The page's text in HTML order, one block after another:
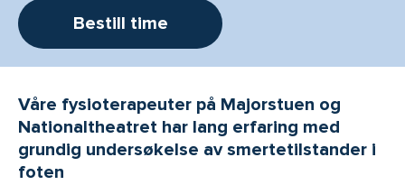
Bestill time
Våre fysioterapeuter på Majorstuen og
Nationaltheatret har lang erfaring med
grundig undersøkelse av smertetilstander i
foten